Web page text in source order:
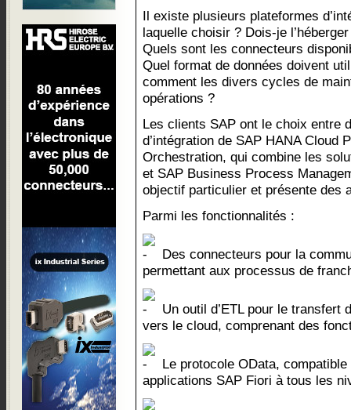
Il existe plusieurs plateformes
laquelle choisir ? Dois-je
Quels sont les connecteurs
Quel format de données doivent
comment les divers cycles de
opérations ?
Les clients SAP ont le choix entre
d’intégration de SAP HANA Cloud
Orchestration, qui combine les
et SAP Business Process
objectif particulier et présente des
Parmi les fonctionnalités :
Des connecteurs pour la
permettant aux processus de
Un outil d’ETL pour le transfert
vers le cloud, comprenant des
Le protocole OData,
applications SAP Fiori à tous les